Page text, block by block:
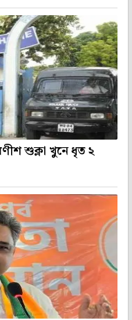
শুক্লা খুনে ধৃত ২